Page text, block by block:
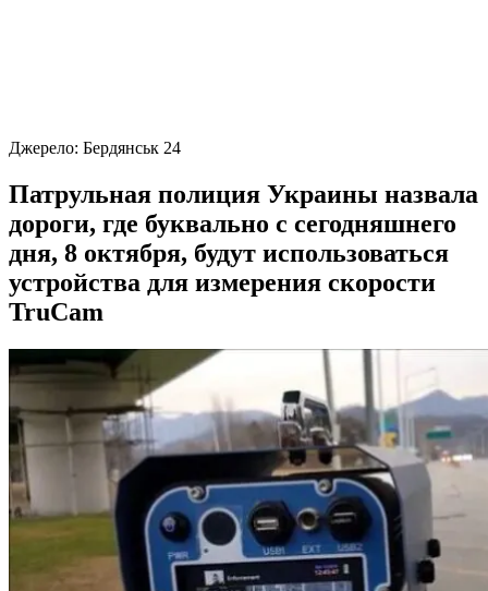
Джерело: Бердянськ 24
Патрульная полиция Украины назвала
дороги, где буквально с сегодняшнего
дня, 8 октября, будут использоваться
устройства для измерения скорости
TruCam